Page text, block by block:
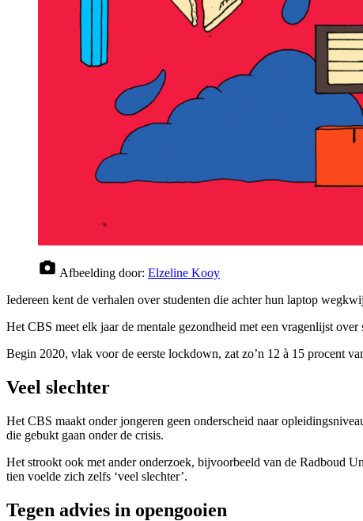
Afbeelding door: Elzeline Kooy
Iedereen kent de verhalen over studenten die achter hun laptop
Het CBS meet elk jaar de mentale gezondheid met een vragenlijst
Begin 2020, vlak voor de eerste lockdown, zat zo’n 12 à 15 procent
Veel slechter
Het CBS maakt onder jongeren geen onderscheid naar
die gebukt gaan onder de crisis.
Het strookt ook met ander onderzoek, bijvoorbeeld van de Radboud
tien voelde zich zelfs ‘veel slechter’.
Tegen advies in opengooien